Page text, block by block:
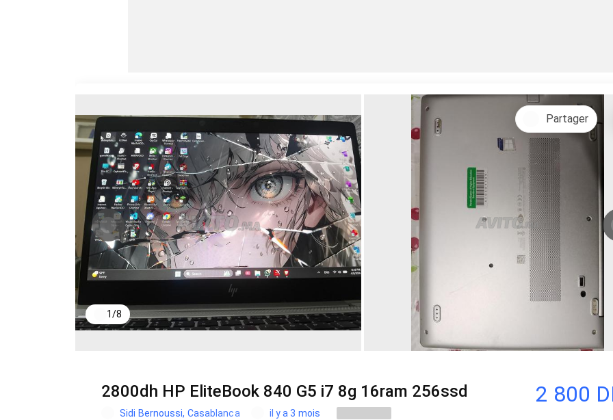
1/8
Partager
2800dh HP EliteBook 840 G5 i7 8g 16ram 256ssd
Sidi Bernoussi, Casablanca il y a 3 mois
2 800